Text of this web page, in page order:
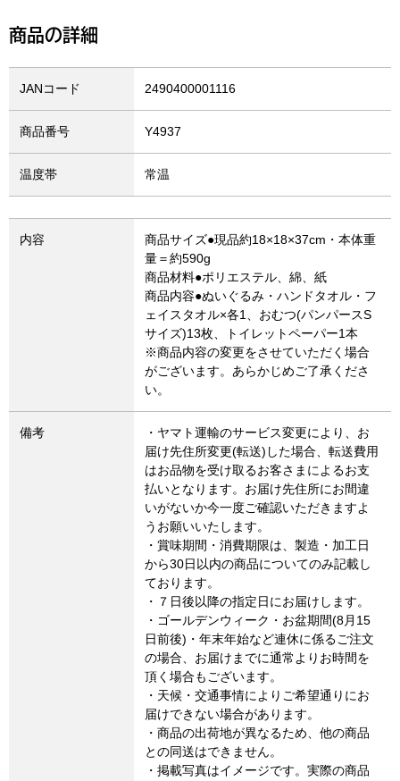
商品の詳細
JANコード 2490400001116
商品番号 Y4937
温度帯 常温
内容
商品サイズ●現品約18×18×37cm・本体重
量＝約590g
商品材料●ポリエステル、綿、紙
商品内容●ぬいぐるみ・ハンドタオル・フ
ェイスタオル×各1、おむつ(パンパースS
サイズ)13枚、トイレットペーパー1本
※商品内容の変更をさせていただく場合
がございます。あらかじめご了承くださ
い。
備考
・ヤマト運輸のサービス変更により、お
届け先住所変更(転送)した場合、転送費用
はお品物を受け取るお客さまによるお支
払いとなります。お届け先住所にお間違
いがないか今一度ご確認いただきますよ
うお願いいたします。
・賞味期間・消費期限は、製造・加工日
から30日以内の商品についてのみ記載し
ております。
・７日後以降の指定日にお届けします。
・ゴールデンウィーク・お盆期間(8月15
日前後)・年末年始など連休に係るご注文
の場合、お届けまでに通常よりお時間を
頂く場合もございます。
・天候・交通事情によりご希望通りにお
届けできない場合があります。
・商品の出荷地が異なるため、他の商品
との同送はできません。
・掲載写真はイメージです。実際の商品